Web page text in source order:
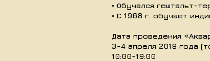
• Обучался гештальт-
• С 1968 г. обучает
Дата проведения
3-4 апреля 2019 года
10:00-19:00